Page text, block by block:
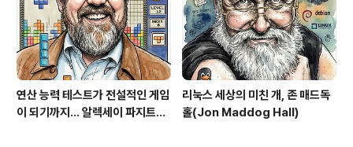
연산 능력 테스트가 전설적인 게임
이 되기까지... 알렉세이 파지트노
리눅스 세상의 미친 개, 존 매드독
홀(Jon Maddog Hall)